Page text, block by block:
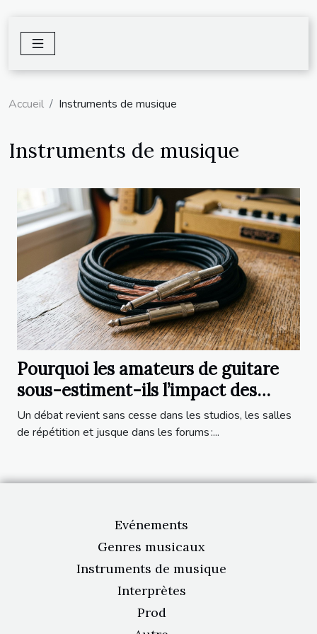
Accueil Instruments de musique
Instruments de musique
Pourquoi les amateurs de guitare
sous-estiment-ils l’impact des
câbles sur le son ?
Un débat revient sans cesse dans les studios, les salles
de répétition et jusque dans les forums :...
Evénements
Genres musicaux
Instruments de musique
Interprètes
Prod